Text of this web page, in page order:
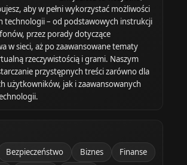
aby w pełni wykorzystać możliwości
technologii – od podstawowych instrukcji
przez porady dotyczące
w sieci, aż po zaawansowane tematy
rzeczywistością i grami. Naszym
przystępnych treści zarówno dla
użytkowników, jak i zaawansowanych
Bezpieczeństwo Biznes
Finanse